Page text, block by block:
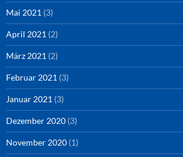
Mai 2021 (3)
April 2021 (2)
März 2021 (2)
Februar 2021 (3)
Januar 2021 (3)
Dezember 2020 (3)
November 2020 (1)